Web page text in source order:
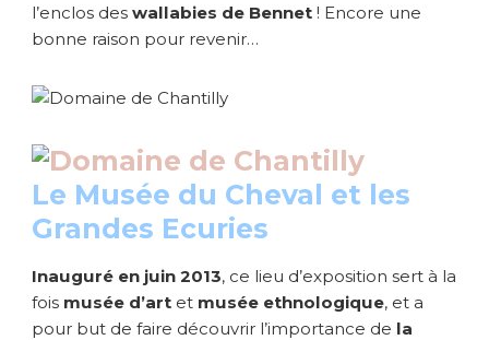
l’enclos des wallabies de Bennet ! Encore une
bonne raison pour revenir…
Le Musée du Cheval et les
Grandes Ecuries
Inauguré en juin 2013, ce lieu d’exposition sert à la
fois musée d’art et musée ethnologique, et a
pour but de faire découvrir l’importance de la